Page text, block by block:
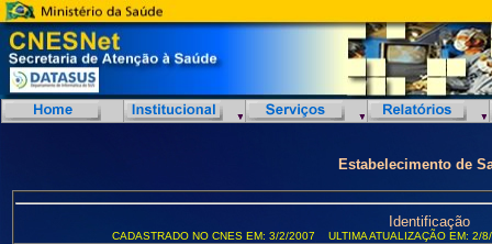
Estabelecimento de
Identificação
CADASTRADO NO CNES EM: 3/2/2007 ULTIMA ATUALIZAÇÃO EM: